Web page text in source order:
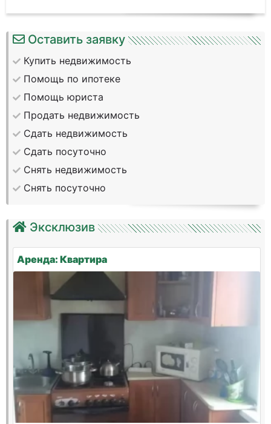
Оставить заявку
Купить недвижимость
Помощь по ипотеке
Помощь юриста
Продать недвижимость
Сдать недвижимость
Сдать посуточно
Снять недвижимость
Снять посуточно
Эксклюзив
Аренда: Квартира